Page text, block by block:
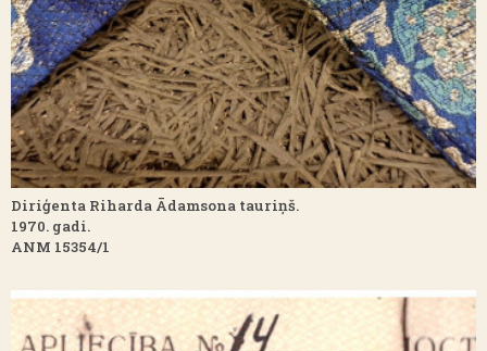
Diriģenta Riharda Ādamsona tauriņš.
1970. gadi.
ANM 15354/1